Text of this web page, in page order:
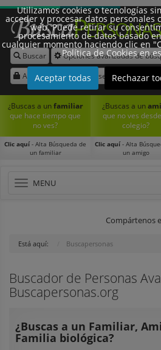
Buscar
Opciones avanzadas de
Acceder
Registrarse
¿Buscas a unfamiliar
que hace tiempo que
no ves?
Clic aquí- Alta Búsqueda de
un familiar
¿Buscas a un
que no ves
colegio?
Clic aquí- Alta
un amigo
MENU
Compártenos
Está aquí: Buscapersonas
Buscador de Personas
Buscapersonas.org
¿Buscas a un Familiar,
Familia biológica?
Utilizamos cookies o tecnologías
acceder y procesar datos personales
web. Puede retirar su
procesamiento de datos basado
cualquier momento haciendo clic en
Política de Cookies en
Aceptar todas Rechazar